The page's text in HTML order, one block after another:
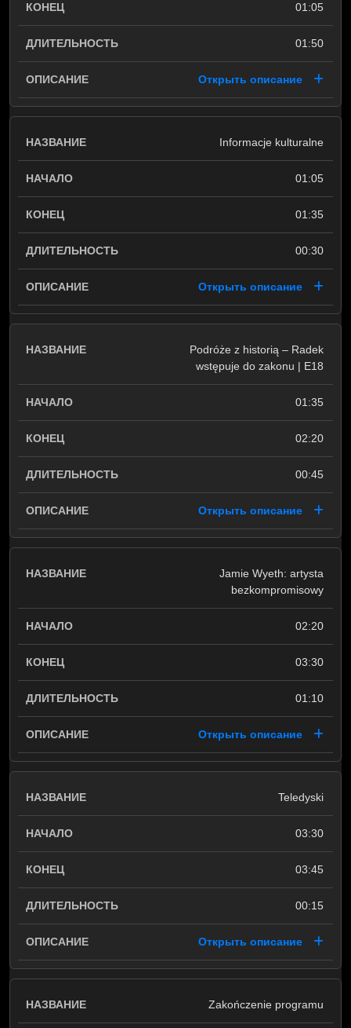
01:05
01:50
Открыть описание
Informacje kulturalne
01:05
01:35
00:30
Открыть описание
Podróże z historią – Radek
wstępuje do zakonu | E18
01:35
02:20
00:45
Открыть описание
Jamie Wyeth: artysta
bezkompromisowy
02:20
03:30
01:10
Открыть описание
Teledyski
03:30
03:45
00:15
Открыть описание
Zakończenie programu